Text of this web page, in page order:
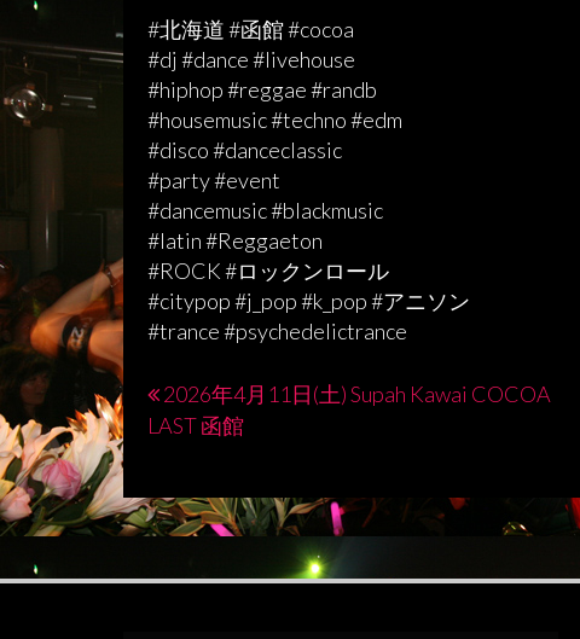
#北海道 #函館 #cocoa
#dj #dance #livehouse
#hiphop #reggae #randb
#housemusic #techno #edm
#disco #danceclassic
#party #event
#dancemusic #blackmusic
#latin #Reggaeton
#ROCK #ロックンロール
#citypop #j_pop #k_pop #アニソン
#trance #psychedelictrance
投
ナ
ビ
ゲ
2026年4月11日(土) Supah Kawai COCOA
LAST 函館